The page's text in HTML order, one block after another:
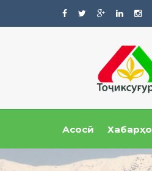
Асосӣ Хабарҳо